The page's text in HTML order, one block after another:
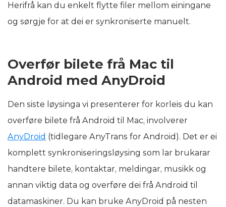
Herifrå kan du enkelt flytte filer mellom einingane
og sørgje for at dei er synkroniserte manuelt.
Overfør bilete frå Mac til
Android med AnyDroid
Den siste løysinga vi presenterer for korleis du kan
overføre bilete frå Android til Mac, involverer
AnyDroid (tidlegare AnyTrans for Android). Det er ei
komplett synkroniseringsløysing som lar brukarar
handtere bilete, kontaktar, meldingar, musikk og
annan viktig data og overføre dei frå Android til
datamaskiner. Du kan bruke AnyDroid på nesten